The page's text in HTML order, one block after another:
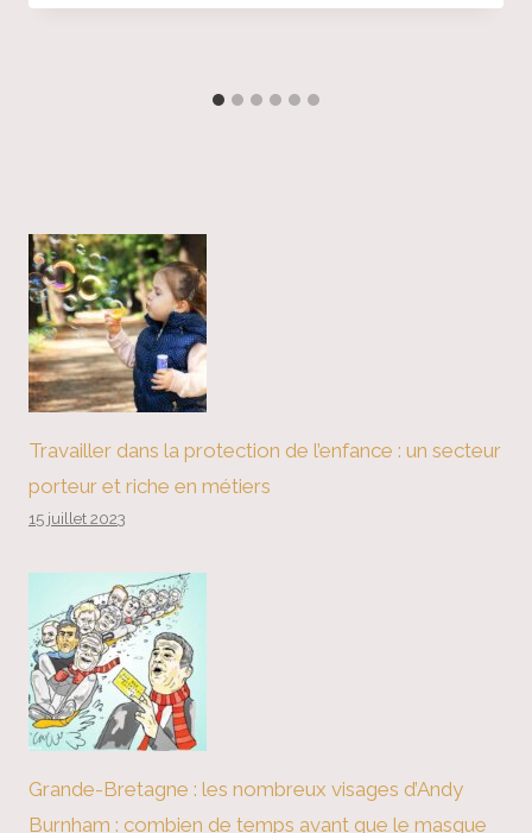
Travailler dans la protection de l’enfance : un secteur
porteur et riche en métiers
15 juillet 2023
Grande-Bretagne : les nombreux visages d’Andy
Burnham : combien de temps avant que le masque